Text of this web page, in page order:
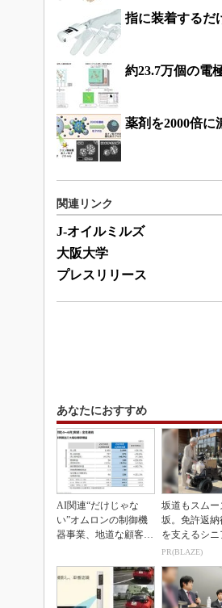
指に装着するだ
約23.7万個の電
薬剤を2000倍に
関連リンク
J-オイルミルズ
大阪大学
プレスリリース
あなたにおすすめ
AI関連“だけじゃな
い”オムロンの制御機
器事業、地道な顧客基
坂道もスムー
坂。免許返納
を支えるシニ
PR(BLAZE)